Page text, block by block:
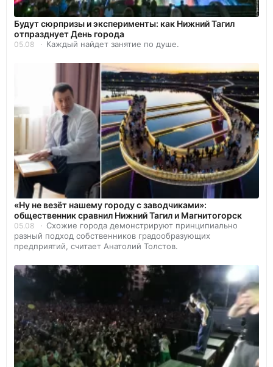
Будут сюрпризы и эксперименты: как Нижний Тагил
отпразднует День города
05.08 Каждый найдет занятие по душе.
«Ну не везёт нашему городу с заводчиками»:
общественник сравнил Нижний Тагил и Магнитогорск
05.08
Схожие города демонстрируют принципиально
разный подход собственников градообразующих
предприятий, считает Анатолий Толстов.